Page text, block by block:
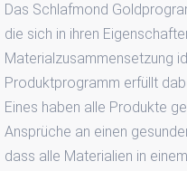
Das Schlafmond
die sich in ihren
Materialzusammensetzung
Produktprogramm erfüllt
Eines haben alle Produkte
Ansprüche an einen
dass alle Materialien in